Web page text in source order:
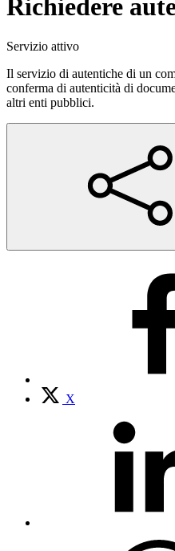
Richiedere
Servizio attivo
Il servizio di autentiche di un
conferma di autenticità di
altri enti pubblici.
X